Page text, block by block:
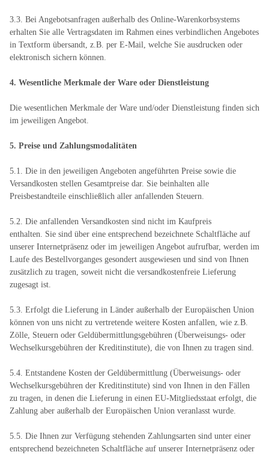
3.3. Bei Angebotsanfragen außerhalb des Online-Warenkorbsystems
erhalten Sie alle Vertragsdaten im Rahmen eines verbindlichen Angebotes
in Textform übersandt, z.B. per E-Mail, welche Sie ausdrucken oder
elektronisch sichern können.
4. Wesentliche Merkmale der Ware oder Dienstleistung
Die wesentlichen Merkmale der Ware und/oder Dienstleistung finden sich
im jeweiligen Angebot.
5. Preise und Zahlungsmodalitäten
5.1. Die in den jeweiligen Angeboten angeführten Preise sowie die
Versandkosten stellen Gesamtpreise dar. Sie beinhalten alle
Preisbestandteile einschließlich aller anfallenden Steuern.
5.2. Die anfallenden Versandkosten sind nicht im Kaufpreis
enthalten. Sie sind über eine entsprechend bezeichnete Schaltfläche auf
unserer Internetpräsenz oder im jeweiligen Angebot aufrufbar, werden im
Laufe des Bestellvorganges gesondert ausgewiesen und sind von Ihnen
zusätzlich zu tragen, soweit nicht die versandkostenfreie Lieferung
zugesagt ist.
5.3. Erfolgt die Lieferung in Länder außerhalb der Europäischen Union
können von uns nicht zu vertretende weitere Kosten anfallen, wie z.B.
Zölle, Steuern oder Geldübermittlungsgebühren (Überweisungs- oder
Wechselkursgebühren der Kreditinstitute), die von Ihnen zu tragen sind.
5.4. Entstandene Kosten der Geldübermittlung (Überweisungs- oder
Wechselkursgebühren der Kreditinstitute) sind von Ihnen in den Fällen
zu tragen, in denen die Lieferung in einen EU-Mitgliedsstaat erfolgt, die
Zahlung aber außerhalb der Europäischen Union veranlasst wurde.
5.5. Die Ihnen zur Verfügung stehenden Zahlungsarten sind unter einer
entsprechend bezeichneten Schaltfläche auf unserer Internetpräsenz oder